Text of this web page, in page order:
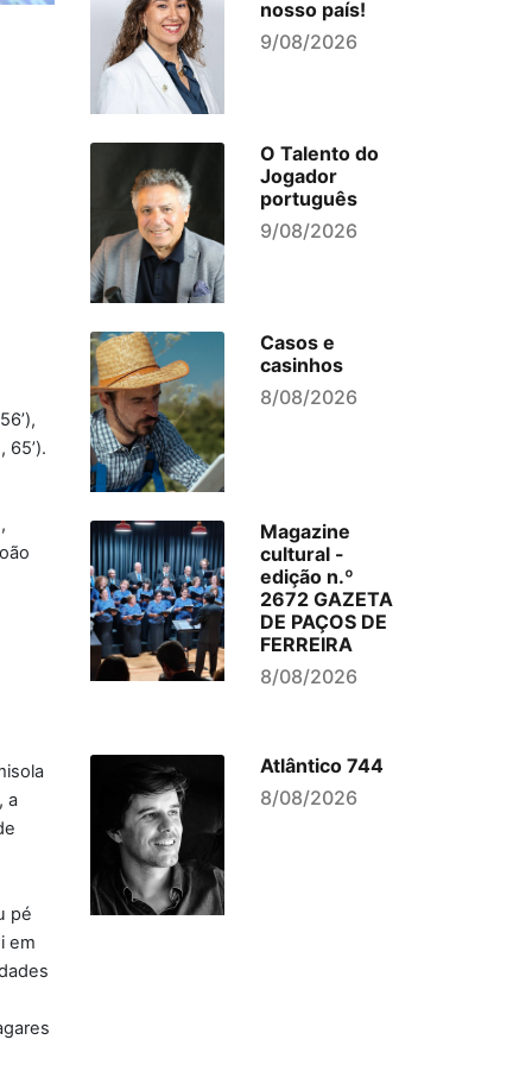
65’).
a
pé
em
nosso país!
9/08/2026
O Talento do
Jogador
português
9/08/2026
Casos e
casinhos
8/08/2026
Magazine
cultural -
edição n.º
2672 GAZETA
DE PAÇOS DE
FERREIRA
8/08/2026
Atlântico 744
8/08/2026